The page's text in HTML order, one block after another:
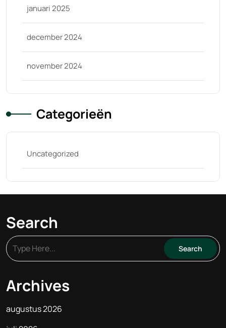
januari 2025
december 2024
november 2024
Categorieën
Uncategorized
Search
Archives
augustus 2026